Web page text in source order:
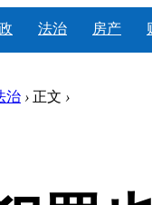
法治 房产
治 › 正文 ›